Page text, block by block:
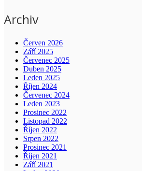
Archiv
Červen 2026
Září 2025
Červenec 2025
Duben 2025
Leden 2025
Říjen 2024
Červenec 2024
Leden 2023
Prosinec 2022
Listopad 2022
Říjen 2022
Srpen 2022
Prosinec 2021
Říjen 2021
Září 2021